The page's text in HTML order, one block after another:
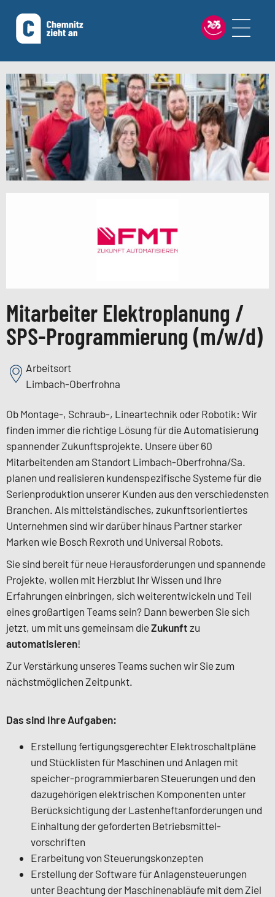
Mitarbeiter Elektroplanung /
SPS-Programmierung (m/w/d)
Arbeitsort
Limbach-Oberfrohna
Ob Montage-, Schraub-, Lineartechnik oder Robotik: Wir
finden immer die richtige Lösung für die Automatisierung
spannender Zukunftsprojekte. Unsere über 60
Mitarbeitenden am Standort Limbach-Oberfrohna/Sa.
planen und realisieren kundenspezifische Systeme für die
Serienproduktion unserer Kunden aus den verschiedensten
Branchen. Als mittelständisches, zukunftsorientiertes
Unternehmen sind wir darüber hinaus Partner starker
Marken wie Bosch Rexroth und Universal Robots.
Sie sind bereit für neue Herausforderungen und spannende
Projekte, wollen mit Herzblut Ihr Wissen und Ihre
Erfahrungen einbringen, sich weiterentwickeln und Teil
eines großartigen Teams sein? Dann bewerben Sie sich
jetzt, um mit uns gemeinsam dieZukunft zu
automatisieren!
Zur Verstärkung unseres Teams suchen wir Sie zum
nächstmöglichen Zeitpunkt.
Das sind Ihre Aufgaben:
Erstellung fertigungsgerechter Elektroschaltpläne
und Stücklisten für Maschinen und Anlagen mit
speicher-programmierbaren Steuerungen und den
dazugehörigen elektrischen Komponenten unter
Berücksichtigung der Lastenheftanforderungen und
Einhaltung der geforderten Betriebsmittel-
vorschriften
Erarbeitung von Steuerungskonzepten
Erstellung der Software für Anlagensteuerungen
unter Beachtung der Maschinenabläufe mit dem Ziel